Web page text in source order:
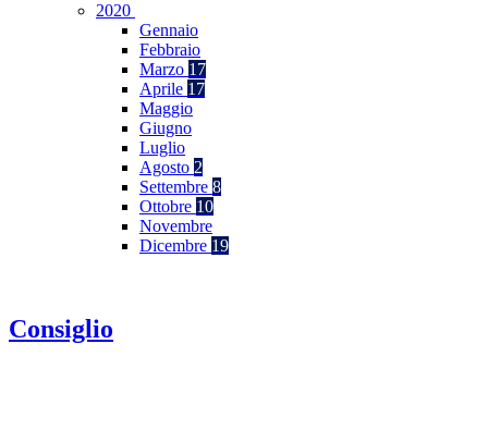
2020
Gennaio
Febbraio
Marzo 17
Aprile 17
Maggio
Giugno
Luglio
Agosto 2
Settembre 8
Ottobre 10
Novembre
Dicembre 19
Consiglio